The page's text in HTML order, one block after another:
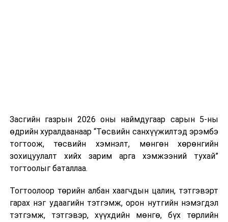
Шинэ хууль Францын зах зээлд үйлчилдэг гадаадын
дуудлагын төвүүдэд нөлөөлөхөөр байна. Тухайлбал,
Мароккогийн дуудлагын төвүүдийн орлогын 80 гаруй
хувь Францын зах зээлээс бүрддэг бөгөөд тус улсын
40–50 мянган ажлын байр эрсдэлд орж болзошгүйг
Засгийн газрын 2026 оны наймдугаар сарын 5-ны
өдрийн хуралдаанаар “Төсвийн санхүүжилтэд эрэмбэ
тогтоож, төсвийн хэмнэлт, мөнгөн хөрөнгийн
зохицуулалт хийх зарим арга хэмжээний тухай”
тогтоолыг баталлаа.
Тогтоолоор төрийн албан хаагчдын цалин, тэтгэвэрт
гарах нэг удаагийн тэтгэмж, орон нутгийн нэмэгдэл
тэтгэмж, тэтгэвэр, хүүхдийн мөнгө, бүх төрлийн